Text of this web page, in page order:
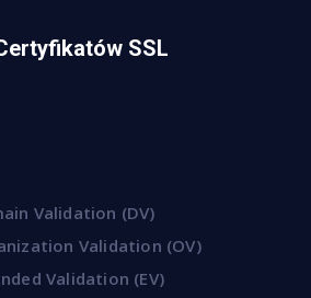
SSL
Validation (DV)
Validation (OV)
Validation (EV)